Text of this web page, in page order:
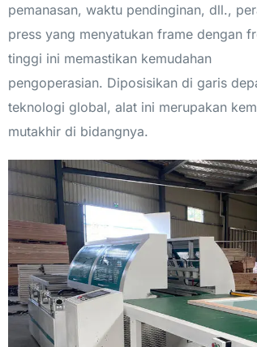
pemanasan, waktu pendinginan, dll.,
press yang menyatukan frame dengan
tinggi ini memastikan kemudahan
pengoperasian. Diposisikan di garis
teknologi global, alat ini merupakan
mutakhir di bidangnya.